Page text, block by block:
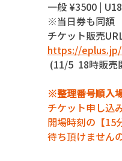
一般 ¥3500 |
※当日券も同額
チケット販売
https://
(11/5  18時販売
※整理番号順入
チケット申し込
開場時刻の【15
待ち頂けません